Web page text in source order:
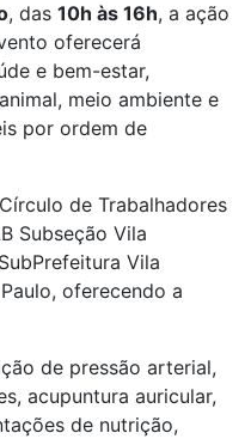
, das 10h às 16h, a ação
oferecerá
e bem-estar,
meio ambiente e
por ordem de
de Trabalhadores
Subseção Vila
Vila
oferecendo a
de pressão arterial,
acupuntura auricular,
de nutrição,